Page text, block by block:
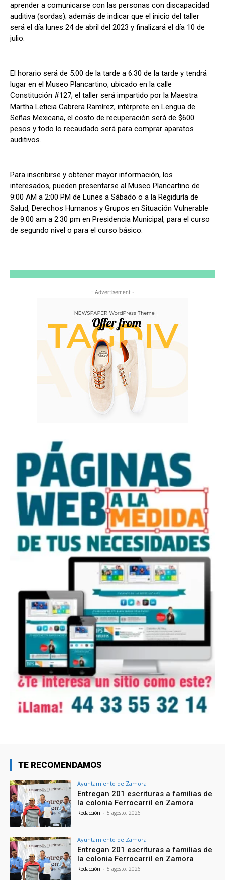
aprender a comunicarse con las personas con discapacidad
auditiva (sordas); además de indicar que el inicio del taller
será el día lunes 24 de abril del 2023 y finalizará el día 10 de
julio.
El horario será de 5:00 de la tarde a 6:30 de la tarde y tendrá
lugar en el Museo Plancartino, ubicado en la calle
Constitución #127; el taller será impartido por la Maestra
Martha Leticia Cabrera Ramírez, intérprete en Lengua de
Señas Mexicana, el costo de recuperación será de $600
pesos y todo lo recaudado será para comprar aparatos
auditivos.
Para inscribirse y obtener mayor información, los
interesados, pueden presentarse al Museo Plancartino de
9:00 AM a 2:00 PM de Lunes a Sábado o a la Regiduría de
Salud, Derechos Humanos y Grupos en Situación Vulnerable
de 9:00 am a 2:30 pm en Presidencia Municipal, para el curso
de segundo nivel o para el curso básico.
- Advertisement -
TE RECOMENDAMOS
Ayuntamiento de Zamora
Entregan 201 escrituras a familias de
la colonia Ferrocarril en Zamora
Redacción - 5 agosto, 2026
Ayuntamiento de Zamora
Entregan 201 escrituras a familias de
la colonia Ferrocarril en Zamora
Redacción - 5 agosto, 2026